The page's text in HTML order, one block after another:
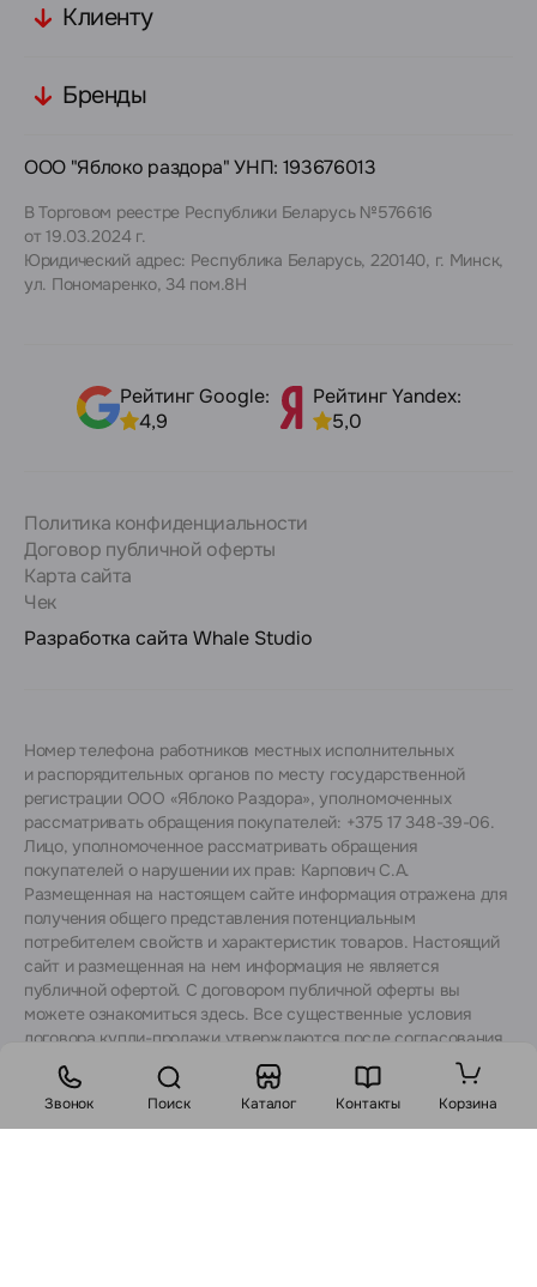
Клиенту
Бренды
ООО "Яблоко раздора" УНП: 193676013
В Торговом реестре Республики Беларусь №576616
от 19.03.2024 г.
Юридический адрес: Республика Беларусь, 220140, г. Минск,
ул. Пономаренко, 34 пом.8Н
Рейтинг Google:
4,9
Рейтинг Yandex:
5,0
Политика конфиденциальности
Договор публичной оферты
Карта сайта
Чек
Разработка сайта Whale Studio
Номер телефона работников местных исполнительных
и распорядительных органов по месту государственной
регистрации ООО «Яблоко Раздора», уполномоченных
рассматривать обращения покупателей: +375 17 348-39-06.
Лицо, уполномоченное рассматривать обращения
покупателей о нарушении их прав: Карпович С.А.
Размещенная на настоящем сайте информация отражена для
получения общего представления потенциальным
потребителем свойств и характеристик товаров. Настоящий
сайт и размещенная на нем информация не является
публичной офертой. С договором публичной оферты вы
можете ознакомиться здесь. Все существенные условия
договора купли-продажи утверждаются после согласования
с консультантами.
Звонок Поиск Каталог Контакты Корзина